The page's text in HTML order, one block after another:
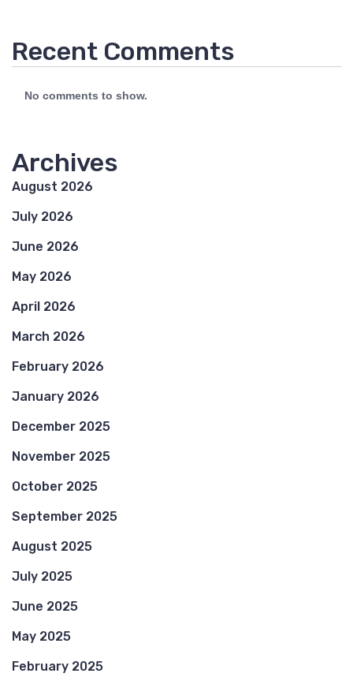
Recent Comments
No comments to show.
Archives
August 2026
July 2026
June 2026
May 2026
April 2026
March 2026
February 2026
January 2026
December 2025
November 2025
October 2025
September 2025
August 2025
July 2025
June 2025
May 2025
February 2025